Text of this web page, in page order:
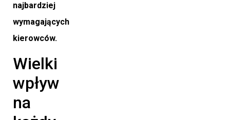
najbardziej
wymagających
kierowców.
Wielki
wpływ
na